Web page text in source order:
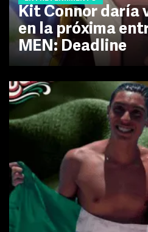
Kit Connor daría
en la próxima
MEN: Deadline